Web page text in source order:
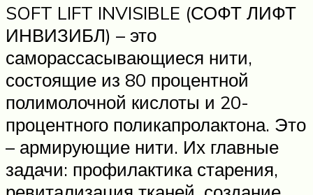
SOFT LIFT INVISIBLE (СОФТ ЛИФТ
ИНВИЗИБЛ) – это
саморассасывающиеся нити,
состоящие из 80 процентной
полимолочной кислоты и 20-
процентного поликапролактона. Это
– армирующие нити. Их главные
задачи: профилактика старения,